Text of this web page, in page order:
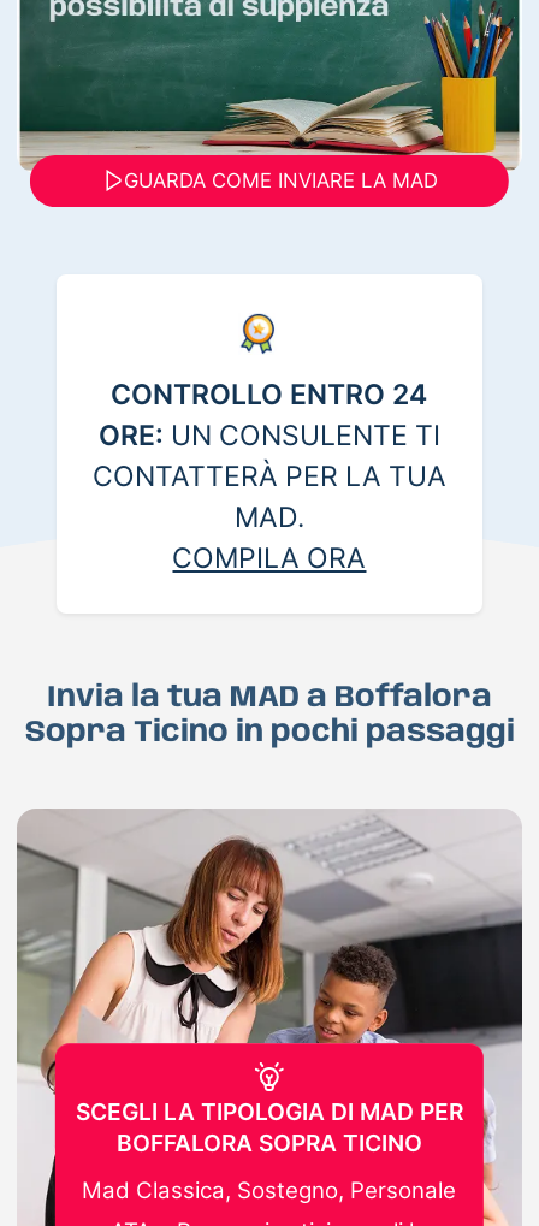
GUARDA COME INVIARE LA MAD
CONTROLLO ENTRO 24
ORE: UN CONSULENTE TI
CONTATTERÀ PER LA TUA
MAD.
COMPILA ORA
Invia la tua MAD a Boffalora
Sopra Ticino in pochi passaggi
SCEGLI LA TIPOLOGIA DI MAD PER
BOFFALORA SOPRA TICINO
Mad Classica, Sostegno, Personale